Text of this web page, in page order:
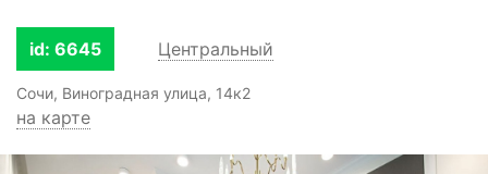
id: 6645 Центральный
Сочи, Виноградная улица, 14к2
на карте